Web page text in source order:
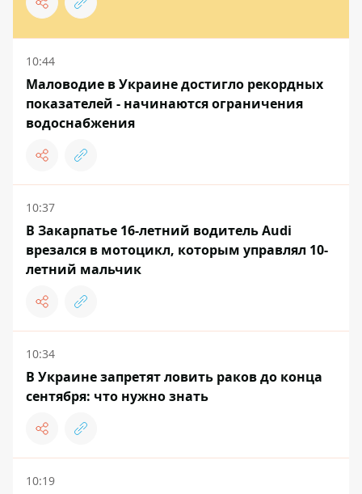
10:44
Маловодие в Украине достигло рекордных
показателей - начинаются ограничения
водоснабжения
10:37
В Закарпатье 16-летний водитель Audi
врезался в мотоцикл, которым управлял 10-
летний мальчик
10:34
В Украине запретят ловить раков до конца
сентября: что нужно знать
10:19